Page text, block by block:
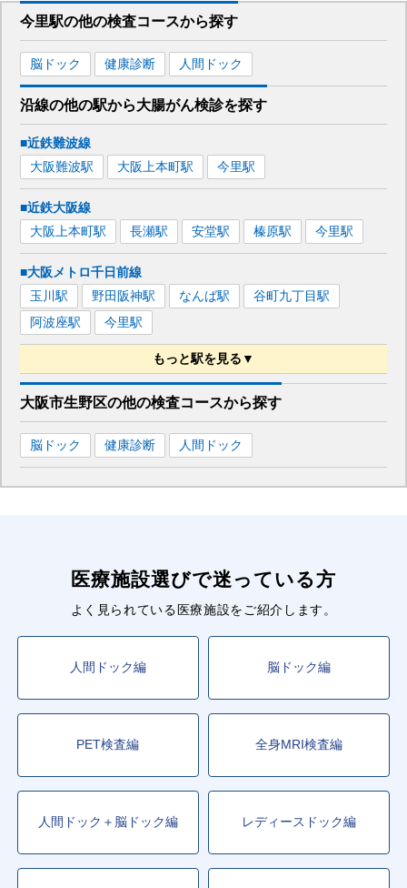
今里駅の他の検査コースから探す
脳ドック 健康診断 人間ドック
沿線の他の駅から大腸がん検診を探す
■近鉄難波線
大阪難波駅 大阪上本町駅 今里駅
■近鉄大阪線
大阪上本町駅 長瀬駅 安堂駅 榛原駅 今里駅
■大阪メトロ千日前線
玉川駅 野田阪神駅 なんば駅 谷町九丁目駅
阿波座駅 今里駅
もっと駅を見る▼
■大阪メトロ今里筋線
関目成育駅 太子橋今市駅 今里駅 蒲生四丁目駅
清水 駅
大阪市生野区の他の検査コースから探す
脳ドック 健康診断 人間ドック
医療施設選びで迷っている方
よく見られている医療施設をご紹介します。
人間ドック編 脳ドック編
PET検査編 全身MRI検査編
人間ドック＋脳ドック編 レディースドック編